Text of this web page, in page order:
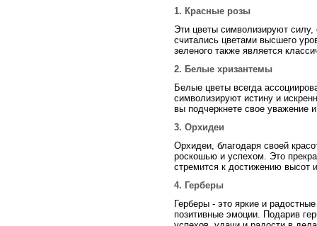
1. Красные розы
Эти цветы символизируют
считались цветами высшего
зеленого также является
2. Белые хризантемы
Белые цветы всегда
символизируют истину и
вы подчеркнете свое уважение
3. Орхидеи
Орхидеи, благодаря своей
роскошью и успехом. Это
стремится к достижению высот
4. Герберы
Герберы - это яркие и
позитивные эмоции. Подарив